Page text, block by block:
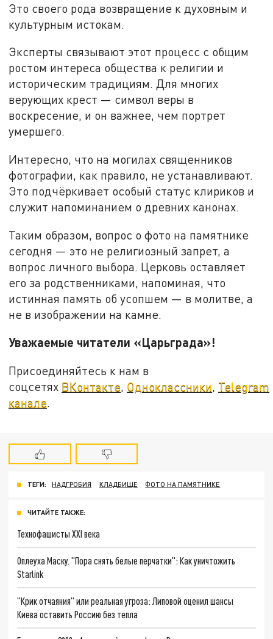
Это своего рода возвращение к духовным и
культурным истокам.
Эксперты связывают этот процесс с общим
ростом интереса общества к религии и
историческим традициям. Для многих
верующих крест — символ веры в
воскресение, и он важнее, чем портрет
умершего.
Интересно, что на могилах священников
фотографии, как правило, не устанавливают.
Это подчёркивает особый статус клириков и
служит напоминанием о древних канонах.
Таким образом, вопрос о фото на памятнике
сегодня — это не религиозный запрет, а
вопрос личного выбора. Церковь оставляет
его за родственниками, напоминая, что
истинная память об усопшем — в молитве, а
не в изображении на камне.
Уважаемые читатели «Царьграда»!
Присоединяйтесь к нам в
соцсетях ВКонтакте, Одноклассники, Telegram
канале.
ТЕГИ: НАДГРОБИЯ КЛАДБИЩЕ ФОТО НА ПАМЯТНИКЕ
ЧИТАЙТЕ ТАКЖЕ:
Технофашисты XXI века
Оплеуха Маску. "Пора снять белые перчатки": Как уничтожить
Starlink
"Крик отчаяния" или реальная угроза: Липовой оценил шансы
Киева оставить Россию без тепла